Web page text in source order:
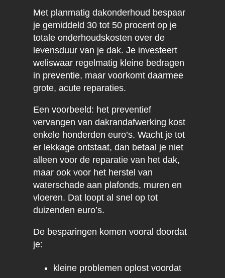
Met planmatig dakonderhoud bespaar
je gemiddeld 30 tot 50 procent op je
totale onderhoudskosten over de
levensduur van je dak. Je investeert
weliswaar regelmatig kleine bedragen
in preventie, maar voorkomt daarmee
grote, acute reparaties.
Een voorbeeld: het preventief
vervangen van dakrandafwerking kost
enkele honderden euro’s. Wacht je tot
er lekkage ontstaat, dan betaal je niet
alleen voor de reparatie van het dak,
maar ook voor het herstel van
waterschade aan plafonds, muren en
vloeren. Dat loopt al snel op tot
duizenden euro’s.
De besparingen komen vooral doordat
je:
kleine problemen oplost voordat